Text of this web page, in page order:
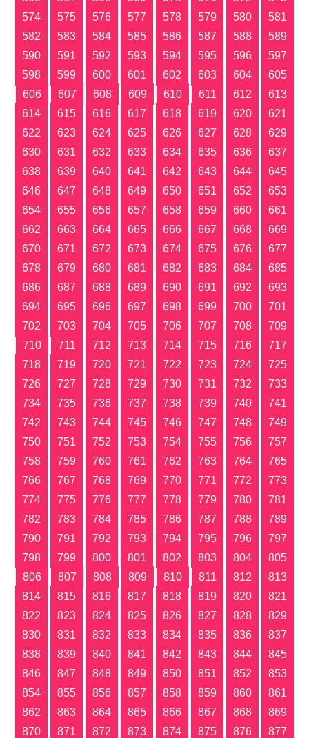
574
575 576 577 578 579 580
581
582
583 584 585 586 587 588
589
590
591 592 593 594 595 596
597
598
599 600 601 602 603 604
605
606
607 608 609 610 611 612
613
614
615 616 617 618 619 620
621
622
623 624 625 626 627 628
629
630
631 632 633 634 635 636
637
638
639 640 641 642 643 644
645
646
647 648 649 650 651 652
653
654
655 656 657 658 659 660
661
662
663 664 665 666 667 668
669
670
671 672 673 674 675 676
677
678
679 680 681 682 683 684
685
686
687 688 689 690 691 692
693
694
695 696 697 698 699 700
701
702
703 704 705 706 707 708
709
710
711 712 713 714 715 716
717
718
719 720 721 722 723 724
725
726
727 728 729 730 731 732
733
734
735 736 737 738 739 740
741
742
743 744 745 746 747 748
749
750
751 752 753 754 755 756
757
758
759 760 761 762 763 764
765
766
767 768 769 770 771 772
773
774
775 776 777 778 779 780
781
782
783 784 785 786 787 788
789
790
791 792 793 794 795 796
797
798
799 800 801 802 803 804
805
806
807 808 809 810 811 812
813
814
815 816 817 818 819 820
821
822
823 824 825 826 827 828
829
830
831 832 833 834 835 836
837
838
839 840 841 842 843 844
845
846
847 848 849 850 851 852
853
854
855 856 857 858 859 860
861
862
863 864 865 866 867 868
869
870
871 872 873 874 875 876
877